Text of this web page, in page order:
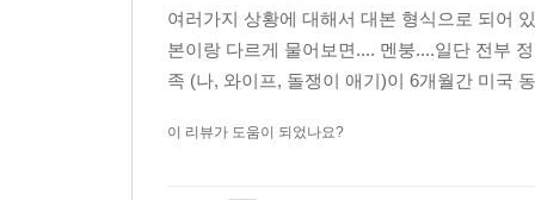
여러가지 상황에 대해서 대본 형식으로 되어
본이랑 다르게 물어보면.... 멘붕....일단 전부
족 (나, 와이프, 돌쟁이 애기)이 6개월간 미국
이 리뷰가 도움이 되었나요?